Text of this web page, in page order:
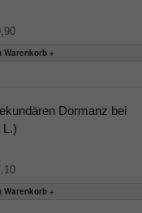
Dormanz bei
L.)